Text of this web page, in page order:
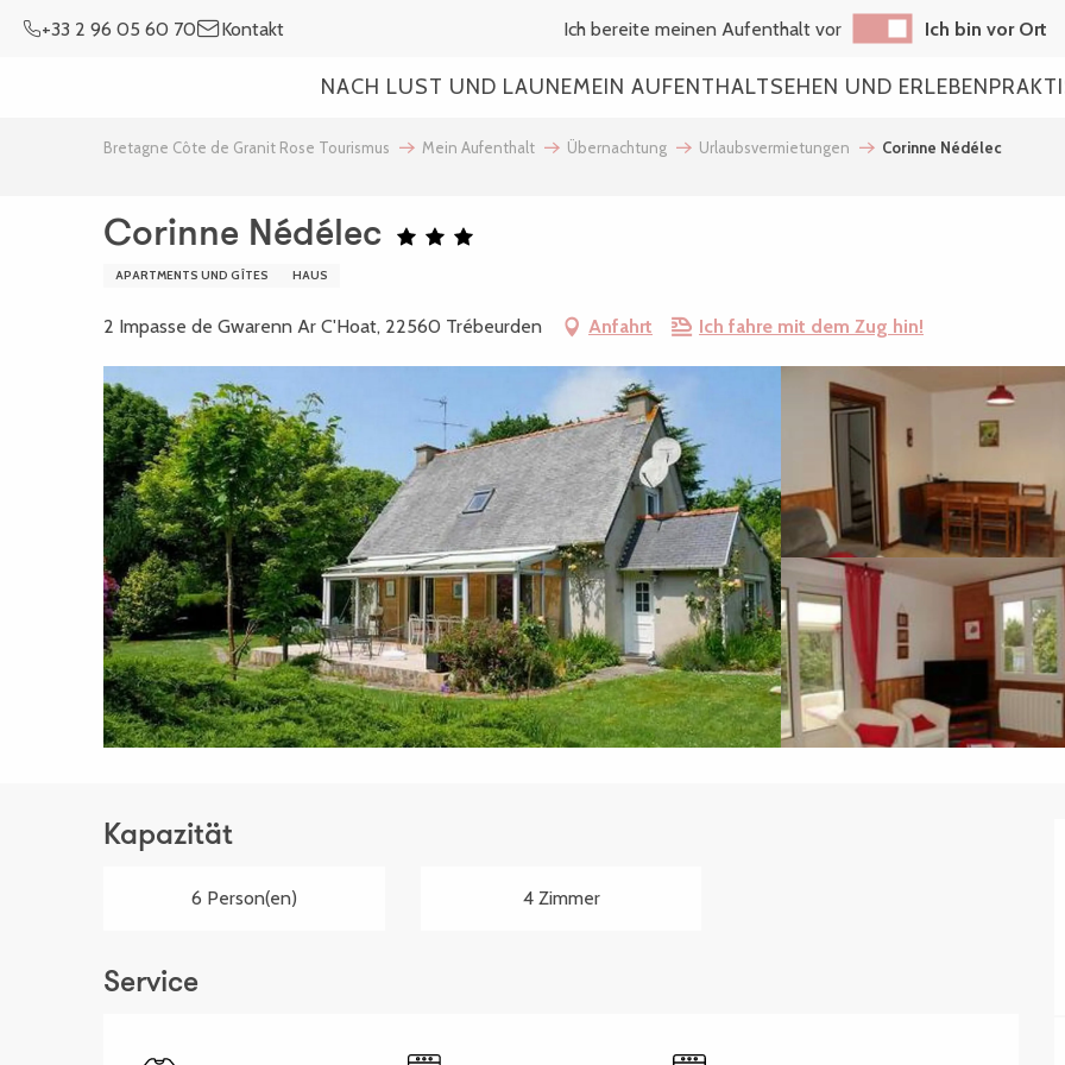
+33 2 96 05 60 70 Kontakt Ich bereite meinen Aufenthalt vor Ich bin vor Ort
NACH LUST UND LAUNEMEIN AUFENTHALTSEHEN UND ERLEBEN
Bretagne Côte de Granit Rose Tourismus Mein Aufenthalt Übernachtung Urlaubsvermietungen Corinne Nédélec
Corinne Nédélec
APARTMENTS UND GÎTES HAUS
2 Impasse de Gwarenn Ar C'Hoat, 22560 Trébeurden Anfahrt Ich fahre mit dem Zug hin!
Kapazität
6 Person(en) 4 Zimmer
Service